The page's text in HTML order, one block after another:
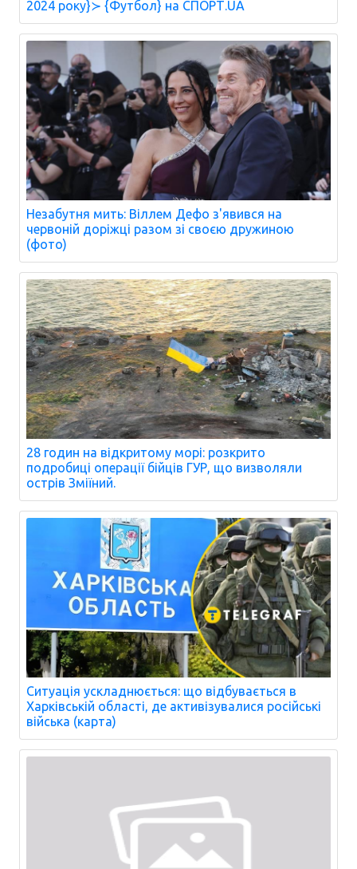
2024 року}≻ {Футбол} на СПОРТ.UA
Незабутня мить: Віллем Дефо з'явився на
червоній доріжці разом зі своєю дружиною
(фото)
28 годин на відкритому морі: розкрито
подробиці операції бійців ГУР, що визволяли
острів Зміїний.
Ситуація ускладнюється: що відбувається в
Харківській області, де активізувалися російські
війська (карта)